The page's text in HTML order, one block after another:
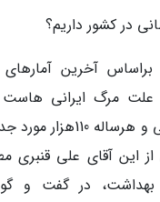
در کشور داریم؟
آخرین آمارهای
مرگ ایرانی
250هزار سرطانی و
این آقای علی قنبری
در گفت و